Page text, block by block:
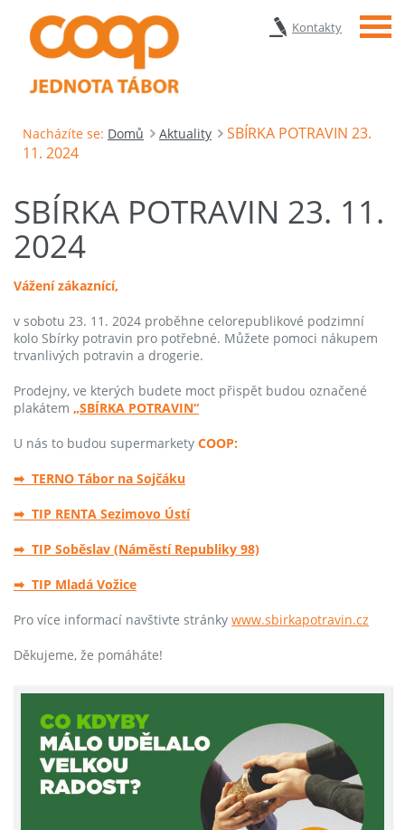
Kontakty Menu
Nacházíte se: Domů Aktuality
SBÍRKA POTRAVIN 23.
11. 2024
SBÍRKA POTRAVIN 23. 11.
2024
Vážení zákaznící,
v sobotu 23. 11. 2024 proběhne celorepublikové podzimní
kolo Sbírky potravin pro potřebné. Můžete pomoci nákupem
trvanlivých potravin a drogerie.
Prodejny, ve kterých budete moct přispět budou označené
plakátem „SBÍRKA POTRAVIN“
U nás to budou supermarkety COOP:
➡ TERNO Tábor na Sojčáku
➡ TIP RENTA Sezimovo Ústí
➡ TIP Soběslav (Náměstí Republiky 98)
➡ TIP Mladá Vožice
Pro více informací navštivte stránky www.sbirkapotravin.cz
Děkujeme, že pomáháte!